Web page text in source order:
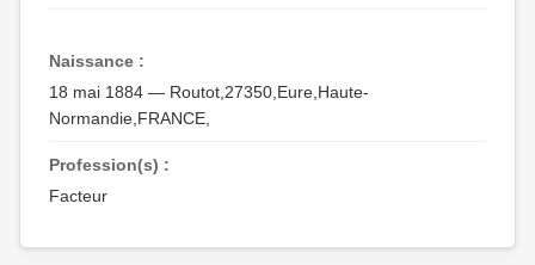
Naissance :
18 mai 1884 — Routot,27350,Eure,Haute-
Normandie,FRANCE,
Profession(s) :
Facteur